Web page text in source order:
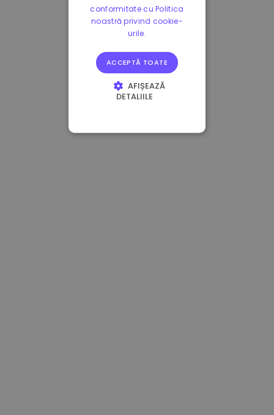
conformitate cu Politica
noastră privind cookie-
urile.
ACCEPTĂ TOATE
AFIȘEAZĂ
DETALIILE